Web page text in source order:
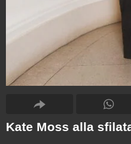
Kate Moss alla